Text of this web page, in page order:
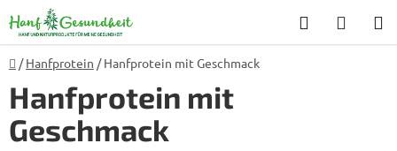
Inhalt
springen
Suchen
Startseite
/ Hanfprotein / Hanfprotein mit Geschmack
Hanfprotein mit
Geschmack